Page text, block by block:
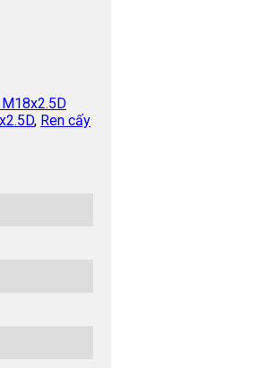
, Ren cấy